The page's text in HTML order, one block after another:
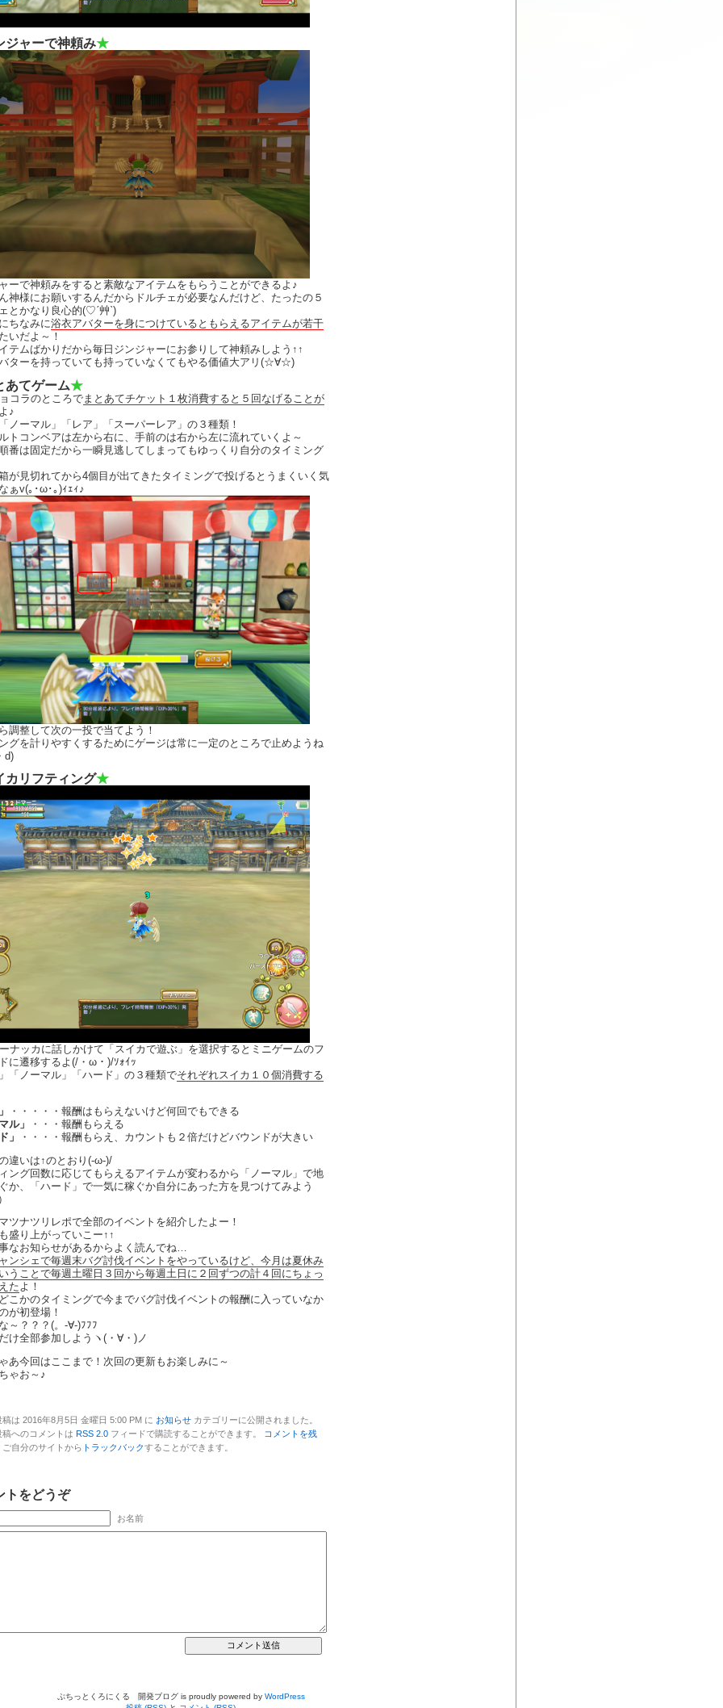
ジャーで神頼み★
ーで神頼みをすると素敵なアイテムをもらうことができるよ♪
神様にお願いするんだからドルチェが必要なんだけど、たったの５
とかなり良心的(♡ˊ艸ˋ)
ちなみに浴衣アバターを身につけているともらえるアイテムが若干
いだよ～！
テムばかりだから毎日ジンジャーにお参りして神頼みしよう↑↑
ターを持っていても持っていなくてもやる価値大アリ(☆∀☆)
あてゲーム★
コラのところで まとあてチケット１枚消費すると５回なげることが
♪
ノーマル」「レア」「スーパーレア」の３種類！
トコンベアは左から右に、手前のは右から左に流れていくよ～
番は固定だから一瞬見逃してしまってもゆっくり自分のタイミング
が見切れてから4個目が出てきたタイミングで投げるとうまくいく気
ぁv(｡･ω･｡)ｨｪｨ♪
調整して次の一投で当てよう！
グを計りやすくするためにゲージは常に一定のところで止めようね
d)
カリフティング★
ナッカに話しかけて「スイカで遊ぶ」を選択するとミニゲームのフ
に遷移するよ(/・ω・)/ｿｫｲｯ
「ノーマル」「ハード」の３種類でそれぞれスイカ１０個消費する
・・・・・報酬はもらえないけど何回でもできる
ル」
・・・報酬もらえる
」
・・・・報酬もらえ、カウントも２倍だけどバウンドが大きい
違いは↑のとおり(-ω-)/
ング回数に応じてもらえるアイテムが変わるから「ノーマル」で地
か、「ハード」で一気に稼ぐか自分にあった方を見つけてみよう
ツナツリレポで全部のイベントを紹介したよー！
盛り上がっていこー↑↑
なお知らせがあるからよく読んでね…
ンシェで毎週末バグ討伐イベントをやっているけど、今月は夏休み
うことで毎週土曜日３回から毎週土日に２回ずつの計４回にちょっ
たよ！
こかのタイミングで今までバグ討伐イベントの報酬に入っていなか
が初登場！
～？？？(。-∀-)ﾌﾌﾌ
け全部参加しようヽ(・∀・)ノ
あ今回はここまで！次回の更新もお楽しみに～
ゃお～♪
稿は 2016年8月5日 金曜日 5:00 PM に お知らせ カテゴリーに公開されました。
稿へのコメントは RSS 2.0 フィードで購読することができます。
コメントを残
ご自分のサイトから トラックバックすることができます。
トをどうぞ
お名前
ぷちっとくろにくる 開発ブログ is proudly powered by WordPress